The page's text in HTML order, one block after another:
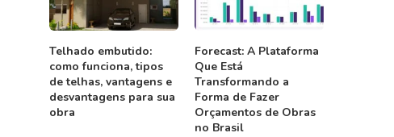
Telhado embutido:
como funciona, tipos
de telhas, vantagens e
desvantagens para sua
obra
Forecast: A Plataforma
Que Está
Transformando a
Forma de Fazer
Orçamentos de Obras
no Brasil